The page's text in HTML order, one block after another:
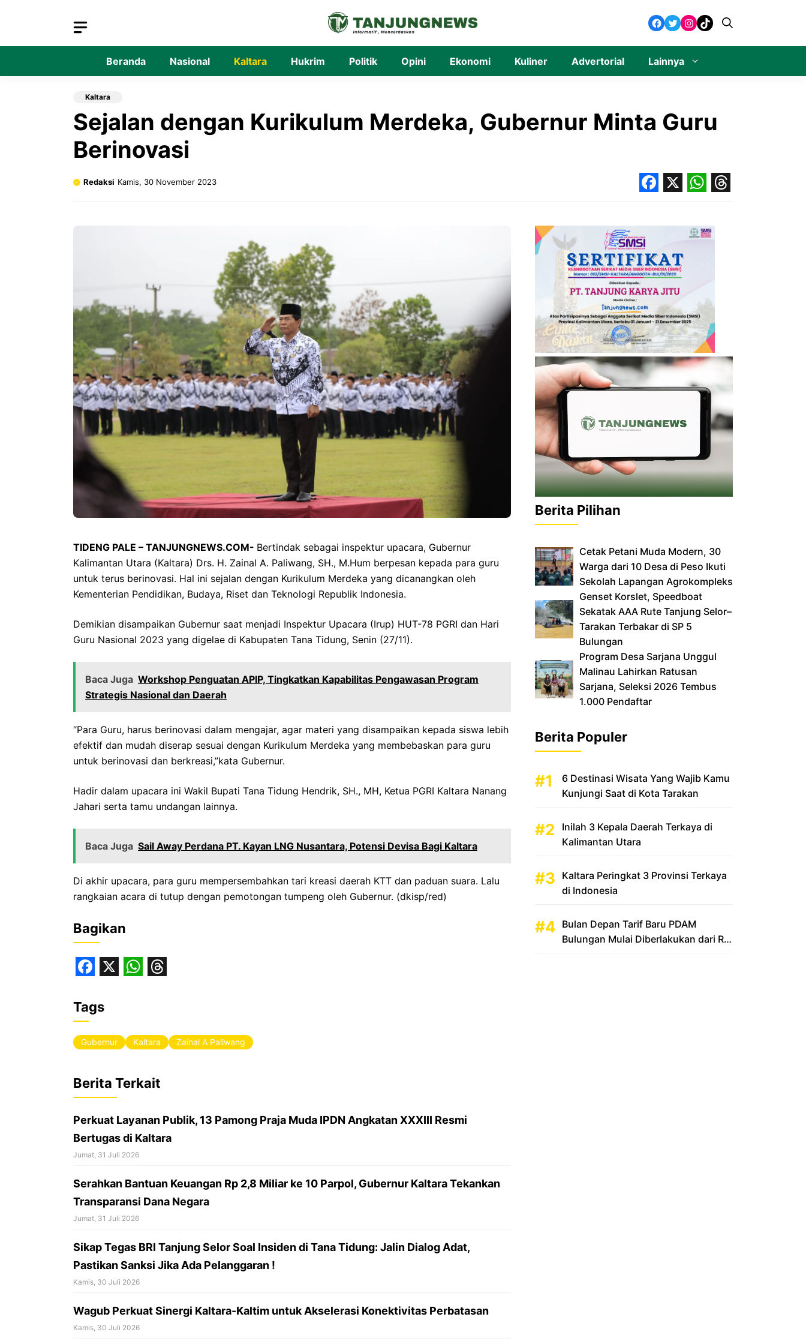
Facebook
Twitter
Instagram
TikTok
Beranda Nasional Kaltara Hukrim Politik Opini Ekonomi Kuliner Advertorial Lainnya
Kaltara
Sejalan dengan Kurikulum Merdeka, Gubernur Minta Guru
Berinovasi
Redaksi Kamis, 30 November 2023
TIDENG PALE – TANJUNGNEWS.COM- Bertindak sebagai inspektur upacara, Gubernur
Kalimantan Utara (Kaltara) Drs. H. Zainal A. Paliwang, SH., M.Hum berpesan kepada para guru
untuk terus berinovasi. Hal ini sejalan dengan Kurikulum Merdeka yang dicanangkan oleh
Kementerian Pendidikan, Budaya, Riset dan Teknologi Republik Indonesia.
Demikian disampaikan Gubernur saat menjadi Inspektur Upacara (Irup) HUT-78 PGRI dan Hari
Guru Nasional 2023 yang digelae di Kabupaten Tana Tidung, Senin (27/11).
Baca Juga Workshop Penguatan APIP, Tingkatkan Kapabilitas Pengawasan Program
Strategis Nasional dan Daerah
“Para Guru, harus berinovasi dalam mengajar, agar materi yang disampaikan kepada siswa lebih
efektif dan mudah diserap sesuai dengan Kurikulum Merdeka yang membebaskan para guru
untuk berinovasi dan berkreasi,”kata Gubernur.
Hadir dalam upacara ini Wakil Bupati Tana Tidung Hendrik, SH., MH, Ketua PGRI Kaltara Nanang
Jahari serta tamu undangan lainnya.
Baca Juga Sail Away Perdana PT. Kayan LNG Nusantara, Potensi Devisa Bagi Kaltara
Di akhir upacara, para guru mempersembahkan tari kreasi daerah KTT dan paduan suara. Lalu
rangkaian acara di tutup dengan pemotongan tumpeng oleh Gubernur. (dkisp/red)
Bagikan
a
c
e
o
o
k
t
A
p
e
d
Tags
Gubernur Kaltara Zainal A Paliwang
Berita Terkait
Perkuat Layanan Publik, 13 Pamong Praja Muda IPDN Angkatan XXXIII Resmi
Bertugas di Kaltara
Jumat, 31 Juli 2026
Serahkan Bantuan Keuangan Rp 2,8 Miliar ke 10 Parpol, Gubernur Kaltara Tekankan
Transparansi Dana Negara
Jumat, 31 Juli 2026
Sikap Tegas BRI Tanjung Selor Soal Insiden di Tana Tidung: Jalin Dialog Adat,
Pastikan Sanksi Jika Ada Pelanggaran !
Kamis, 30 Juli 2026
Wagub Perkuat Sinergi Kaltara-Kaltim untuk Akselerasi Konektivitas Perbatasan
Kamis, 30 Juli 2026
Berita Pilihan
Cetak Petani Muda Modern, 30
Warga dari 10 Desa di Peso Ikuti
Sekolah Lapangan Agrokompleks
‎Genset Korslet, Speedboat
Sekatak AAA Rute Tanjung Selor–
Tarakan Terbakar di SP 5
Bulungan
‎Program Desa Sarjana Unggul
Malinau Lahirkan Ratusan
Sarjana, Seleksi 2026 Tembus
1.000 Pendaftar
Berita Populer
6 Destinasi Wisata Yang Wajib Kamu
Kunjungi Saat di Kota Tarakan
Inilah 3 Kepala Daerah Terkaya di
Kalimantan Utara
Kaltara Peringkat 3 Provinsi Terkaya
di Indonesia
Bulan Depan Tarif Baru PDAM
Bulungan Mulai Diberlakukan dari Rp